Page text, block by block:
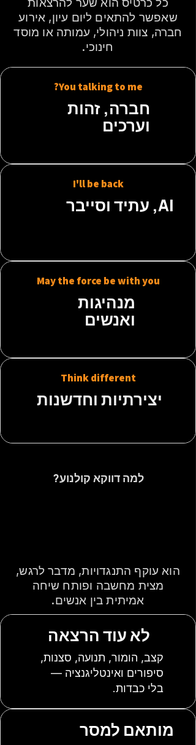
שאפשר להתאים ליום עיון, אירוע
חברה, צוות ניהולי, עמותה או מוסד
חינוכי.
You talking to me?
חברה, זהות
וערכים
I'll be back
AI, עתיד וסייבר
May the force be with you
מנהיגות
ואנשים
Think different
יצירתיות וחדשנות
למה דווקא קולנוע?
הוא עוקף התנגדויות, מדבר לרגש,
מצית מחשבה ופותח שיחה
אמיתית בין אנשים.
לא עוד הרצאה
קצב, הומור, תנועה, סצנות,
סיפורים ואינטליגנציה —
בלי כבדות.
מותאם למסר